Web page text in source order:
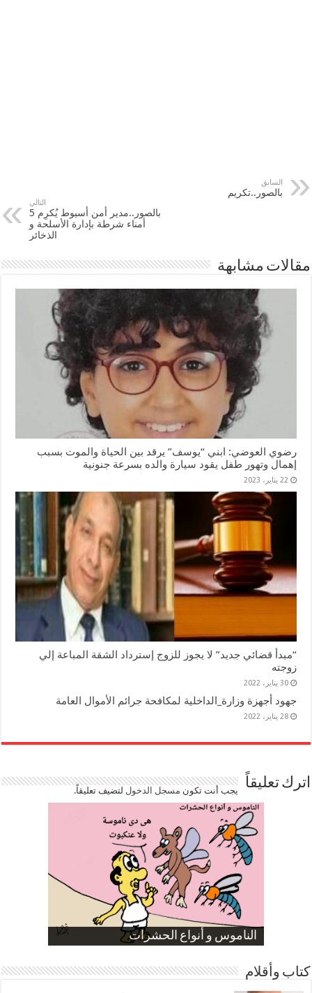
السابق
بالصور..تكريم
التالي
بالصور..مدير أمن أسيوط يُكرِم 5
أمناء شرطة بإدارة الأسلحة و
الذخائر
مقالات مشابهة
رضوي العوضي: ابني “يوسف” يرقد بين الحياة والموت بسبب
إهمال وتهور طفل يقود سيارة والده بسرعة جنونية
22 يناير، 2023
“مبدأ قضائي جديد” لا يجوز للزوج إسترداد الشقة المباعة إلي
زوجته
30 يناير، 2022
جهود أجهزة وزارة_الداخلية لمكافحة جرائم الأموال العامة
28 يناير، 2022
اترك تعليقاً يجب أنت تكون مسجل الدخوللتضيف تعليقاً.
الناموس و أنواع الحشرات
الموظفين بعد ارتفاع الأسعار
ارتفاع نسبة الطلاق في مصر
صورة كاركاتيرية
صورة كاركاتيرية
كتاب وأقلام